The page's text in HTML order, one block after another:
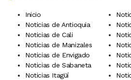
Inicio
Noticias de Antioquia
Noticias de Cali
Noticias de Manizales
Noticias de Envigado
Noticias de Sabaneta
Noticias Itagüí